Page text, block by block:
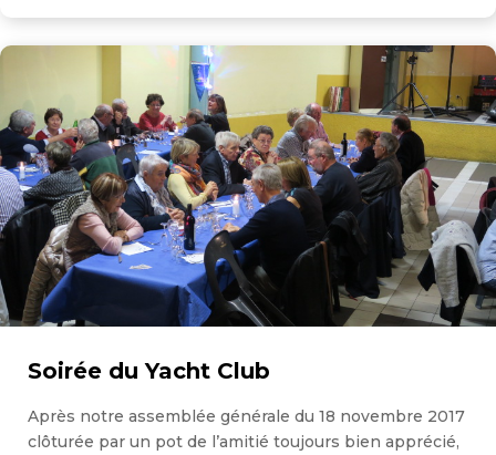
Soirée du Yacht Club
Après notre assemblée générale du 18 novembre 2017
clôturée par un pot de l’amitié toujours bien apprécié,